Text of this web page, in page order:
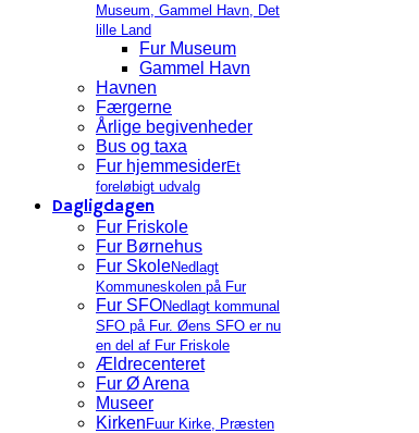
Museum, Gammel Havn, Det
lille Land
Fur Museum
Gammel Havn
Havnen
Færgerne
Årlige begivenheder
Bus og taxa
Fur hjemmesiderEt
foreløbigt udvalg
Dagligdagen
Fur Friskole
Fur Børnehus
Fur SkoleNedlagt
Kommuneskolen på Fur
Fur SFONedlagt kommunal
SFO på Fur. Øens SFO er nu
en del af Fur Friskole
Ældrecenteret
Fur Ø Arena
Museer
Kirken Fuur Kirke, Præsten